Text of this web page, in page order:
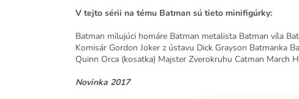
V tejto sérii na tému Batman sú tieto minifigúrky:
Batman milujúci homáre Batman metalista Batman víla
Komisár Gordon Joker z ústavu Dick Grayson Batmanka
Quinn Orca (kosatka) Majster Zverokruhu Catman March
Novinka 2017